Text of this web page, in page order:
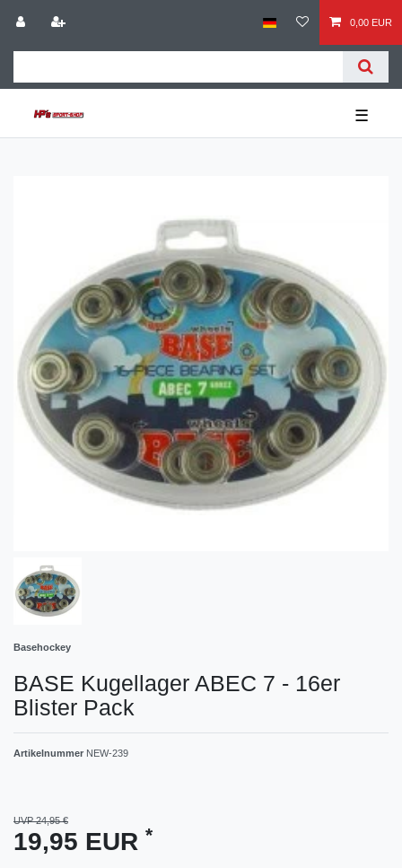
0,00 EUR
☰
Basehockey
BASE Kugellager ABEC 7 - 16er
Blister Pack
Artikelnummer NEW-239
UVP 24,95 €
19,95 EUR *